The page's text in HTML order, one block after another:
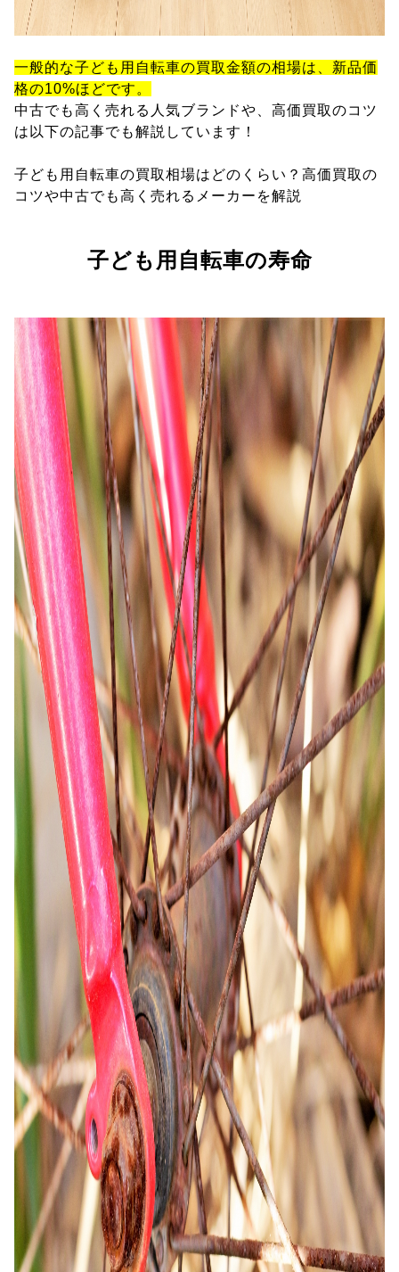
一般的な子ども用自転車の買取金額の相場は、新品価
格の10%ほどです。
中古でも高く売れる人気ブランドや、高価買取のコツ
は以下の記事でも解説しています！
子ども用自転車の買取相場はどのくらい？高価買取の
コツや中古でも高く売れるメーカーを解説
子ども用自転車の寿命